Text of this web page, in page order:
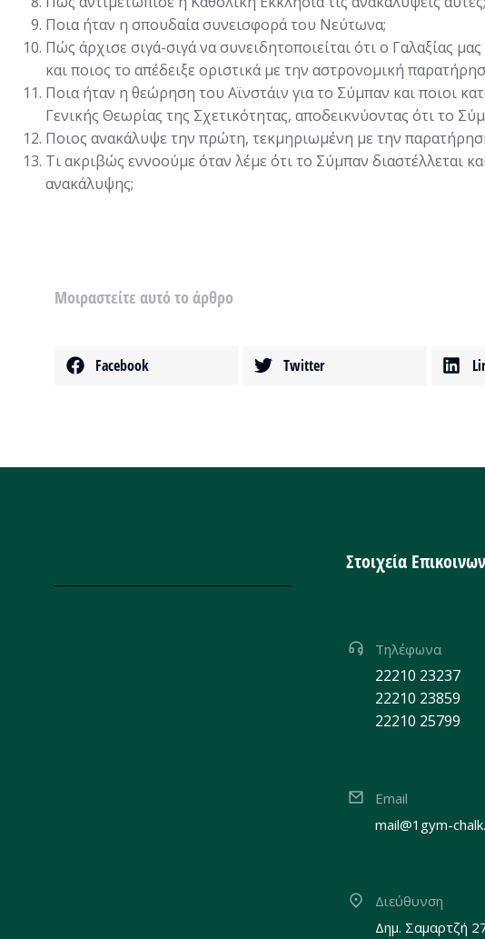
Ποια ήταν η σπουδαία συνεισφορά του Νεύτωνα;
Πώς άρχισε σιγά-σιγά να συνειδητοποιείται ότι ο Γαλαξίας
και ποιος το απέδειξε οριστικά με την αστρονομική
Ποια ήταν η θεώρηση του Αϊνστάιν για το Σύμπαν και ποιοι
Γενικής Θεωρίας της Σχετικότητας, αποδεικνύοντας ότι το
Ποιος ανακάλυψε την πρώτη, τεκμηριωμένη με την
Τι ακριβώς εννοούμε όταν λέμε ότι το Σύμπαν διαστέλλεται
ανακάλυψης;
Μοιραστείτε αυτό το άρθρο
Facebook Twitter
Στοιχεία
Τηλέφωνα
22210 23237
22210 23859
22210 25799
Email
mail@1gym-
Διεύθυνση
Δημ. Σαμαρτζή